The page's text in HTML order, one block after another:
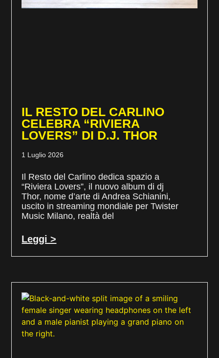
IL RESTO DEL CARLINO
CELEBRA “RIVIERA
LOVERS” DI D.J. THOR
1 Luglio 2026
Il Resto del Carlino dedica spazio a
“Riviera Lovers”, il nuovo album di dj
Thor, nome d’arte di Andrea Schianini,
uscito in streaming mondiale per Twister
Music Milano, realtà del
Leggi >